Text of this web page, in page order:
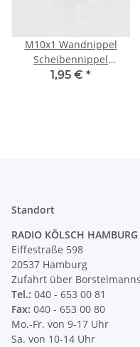
M10x1 Wandnippel
Scheibennippel
Aufbauscheibe
1,95 € *
Standort
RADIO KÖLSCH HAMBURG
Eiffestraße 598
20537 Hamburg
Zufahrt über
Tel.: 040 - 653 00 81
Fax: 040 - 653 00 80
Mo.-Fr. von 9-17 Uhr
Sa. von 10-14 Uhr